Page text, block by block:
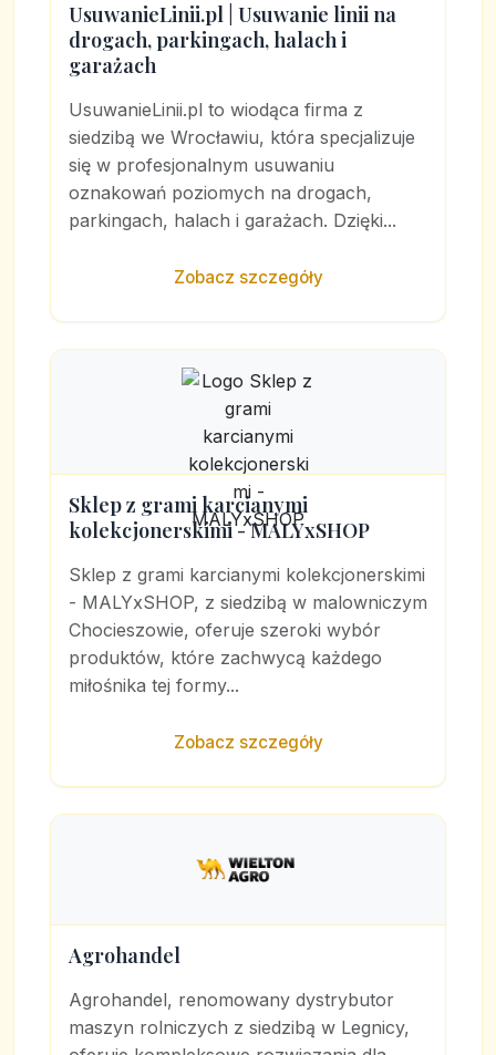
UsuwanieLinii.pl | Usuwanie linii na
drogach, parkingach, halach i
garażach
UsuwanieLinii.pl to wiodąca firma z
siedzibą we Wrocławiu, która specjalizuje
się w profesjonalnym usuwaniu
oznakowań poziomych na drogach,
parkingach, halach i garażach. Dzięki...
Zobacz szczegóły
Sklep z grami karcianymi
kolekcjonerskimi - MALYxSHOP
Sklep z grami karcianymi kolekcjonerskimi
- MALYxSHOP, z siedzibą w malowniczym
Chocieszowie, oferuje szeroki wybór
produktów, które zachwycą każdego
miłośnika tej formy...
Zobacz szczegóły
Agrohandel
Agrohandel, renomowany dystrybutor
maszyn rolniczych z siedzibą w Legnicy,